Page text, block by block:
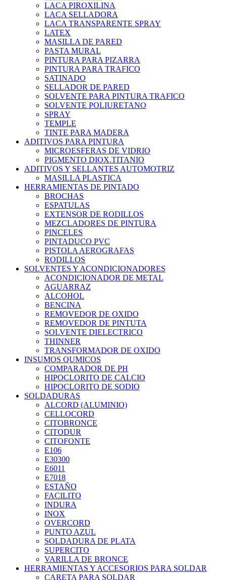
LACA PIROXILINA
LACA SELLADORA
LACA TRANSPARENTE SPRAY
LATEX
MASILLA DE PARED
PASTA MURAL
PINTURA PARA PIZARRA
PINTURA PARA TRAFICO
SATINADO
SELLADOR DE PARED
SOLVENTE PARA PINTURA TRAFICO
SOLVENTE POLIURETANO
SPRAY
TEMPLE
TINTE PARA MADERA
ADITIVOS PARA PINTURA
MICROESFERAS DE VIDRIO
PIGMENTO DIOX.TITANIO
ADITIVOS Y SELLANTES AUTOMOTRIZ
MASILLA PLASTICA
HERRAMIENTAS DE PINTADO
BROCHAS
ESPATULAS
EXTENSOR DE RODILLOS
MEZCLADORES DE PINTURA
PINCELES
PINTADUCO PVC
PISTOLA AEROGRAFAS
RODILLOS
SOLVENTES Y ACONDICIONADORES
ACONDICIONADOR DE METAL
AGUARRAZ
ALCOHOL
BENCINA
REMOVEDOR DE OXIDO
REMOVEDOR DE PINTUTA
SOLVENTE DIELECTRICO
THINNER
TRANSFORMADOR DE OXIDO
INSUMOS QUMICOS
COMPARADOR DE PH
HIPOCLORITO DE CALCIO
HIPOCLORITO DE SODIO
SOLDADURAS
ALCORD (ALUMINIO)
CELLOCORD
CITOBRONCE
CITODUR
CITOFONTE
E106
E30300
E6011
E7018
ESTAÑO
FACILITO
INDURA
INOX
OVERCORD
PUNTO AZUL
SOLDADURA DE PLATA
SUPERCITO
VARILLA DE BRONCE
HERRAMIENTAS Y ACCESORIOS PARA SOLDAR
CARETA PARA SOLDAR